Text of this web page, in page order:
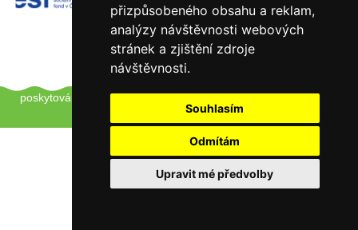
přizpůsobeného obsahu a reklam,
analýzy návštěvnosti webových
stránek a zjištění zdroje
návštěvnosti.
Souhlasím
Odmítám
Upravit mé předvolby
poskytování služeb a analýze návštěvnosti soubory cookie.
úpravu převolby klikněte zde.